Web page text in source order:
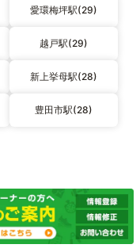
愛環梅坪駅(29)
越戸駅(29)
新上挙母駅(28)
豊田市駅(28)